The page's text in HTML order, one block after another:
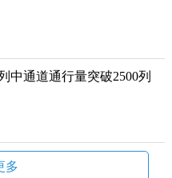
中通道通行量突破2500列
多